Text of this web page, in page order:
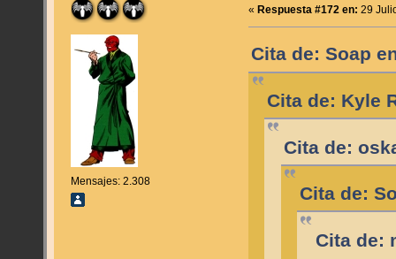
Mensajes: 2.308
« Respuesta #172 en: 29
Cita de: Soap
Cita de: Kyle
Cita de:
Cita de:
Cita de: